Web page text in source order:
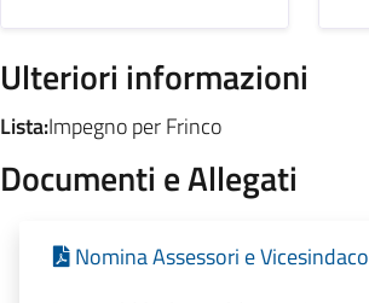
Ulteriori informazioni
Lista:Impegno per Frinco
Documenti e Allegati
Nomina Assessori e Vicesindaco